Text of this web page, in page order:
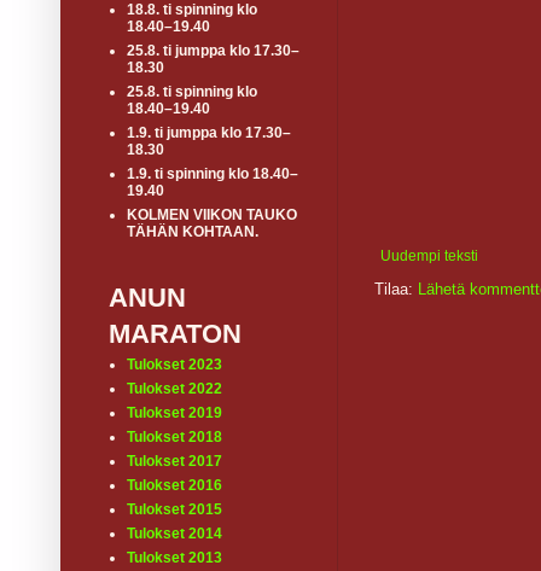
Uudempi teksti
Tilaa: Lähetä
18.8. ti spinning klo
18.40–19.40
25.8. ti jumppa klo 17.30–
18.30
25.8. ti spinning klo
18.40–19.40
1.9. ti jumppa klo 17.30–
18.30
1.9. ti spinning klo 18.40–
19.40
KOLMEN VIIKON TAUKO
TÄHÄN KOHTAAN.
ANUN
MARATON
Tulokset 2023
Tulokset 2022
Tulokset 2019
Tulokset 2018
Tulokset 2017
Tulokset 2016
Tulokset 2015
Tulokset 2014
Tulokset 2013